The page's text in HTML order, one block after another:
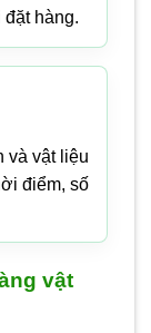
hàng.
và vật liệu
điểm, số
vật